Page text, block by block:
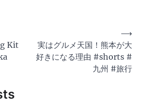
Kit
実はグルメ天国！熊本が大
好きになる理由 #shorts #
九州 #旅行
⟶